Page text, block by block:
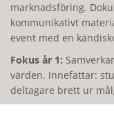
marknadsföring.
kommunikativt
event med en
Fokus år 1:
värden. Innefattar:
deltagare brett ur